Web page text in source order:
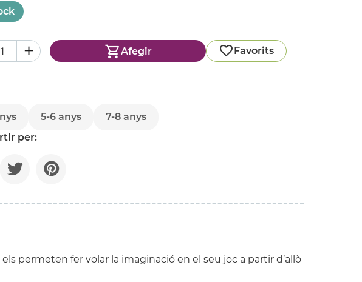
Afegir Favorits
5-6 anys
7-8 anys
per:
permeten fer volar la imaginació en el seu joc a partir d’allò